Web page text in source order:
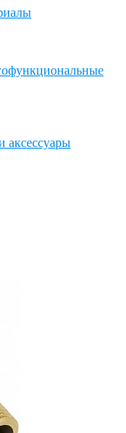
аксессуары